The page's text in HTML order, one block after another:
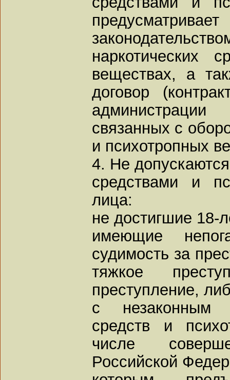
наркотических
веществах, а
договор
связанных с
и психотропных
4. Не
средствами и
лица:
не достигшие 18-
имеющие
судимость за
тяжкое
преступление,
с незаконным
средств и
числе
Российской